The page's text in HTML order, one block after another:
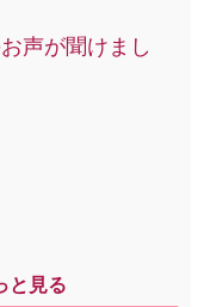
声が聞けまし
と見る